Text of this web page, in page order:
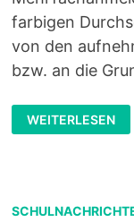
farbigen
von den
bzw. an die
ANMELDUNG
DER
NEUEN
2021
WEITERLESEN